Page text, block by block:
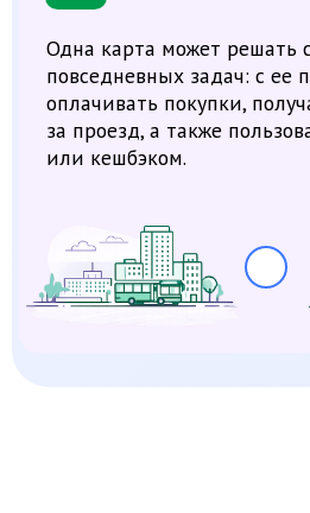
Новая система сделала
льготы на проезд проще и
не нужны отдельные
и дополнительные
любая банковская карта
Достаточно один раз
«Мир» как Карту жителя
оплачивать поездки